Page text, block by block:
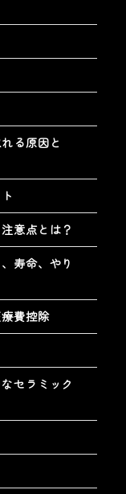
る原因と
意点とは？
寿命、やり
費控除
セラミック